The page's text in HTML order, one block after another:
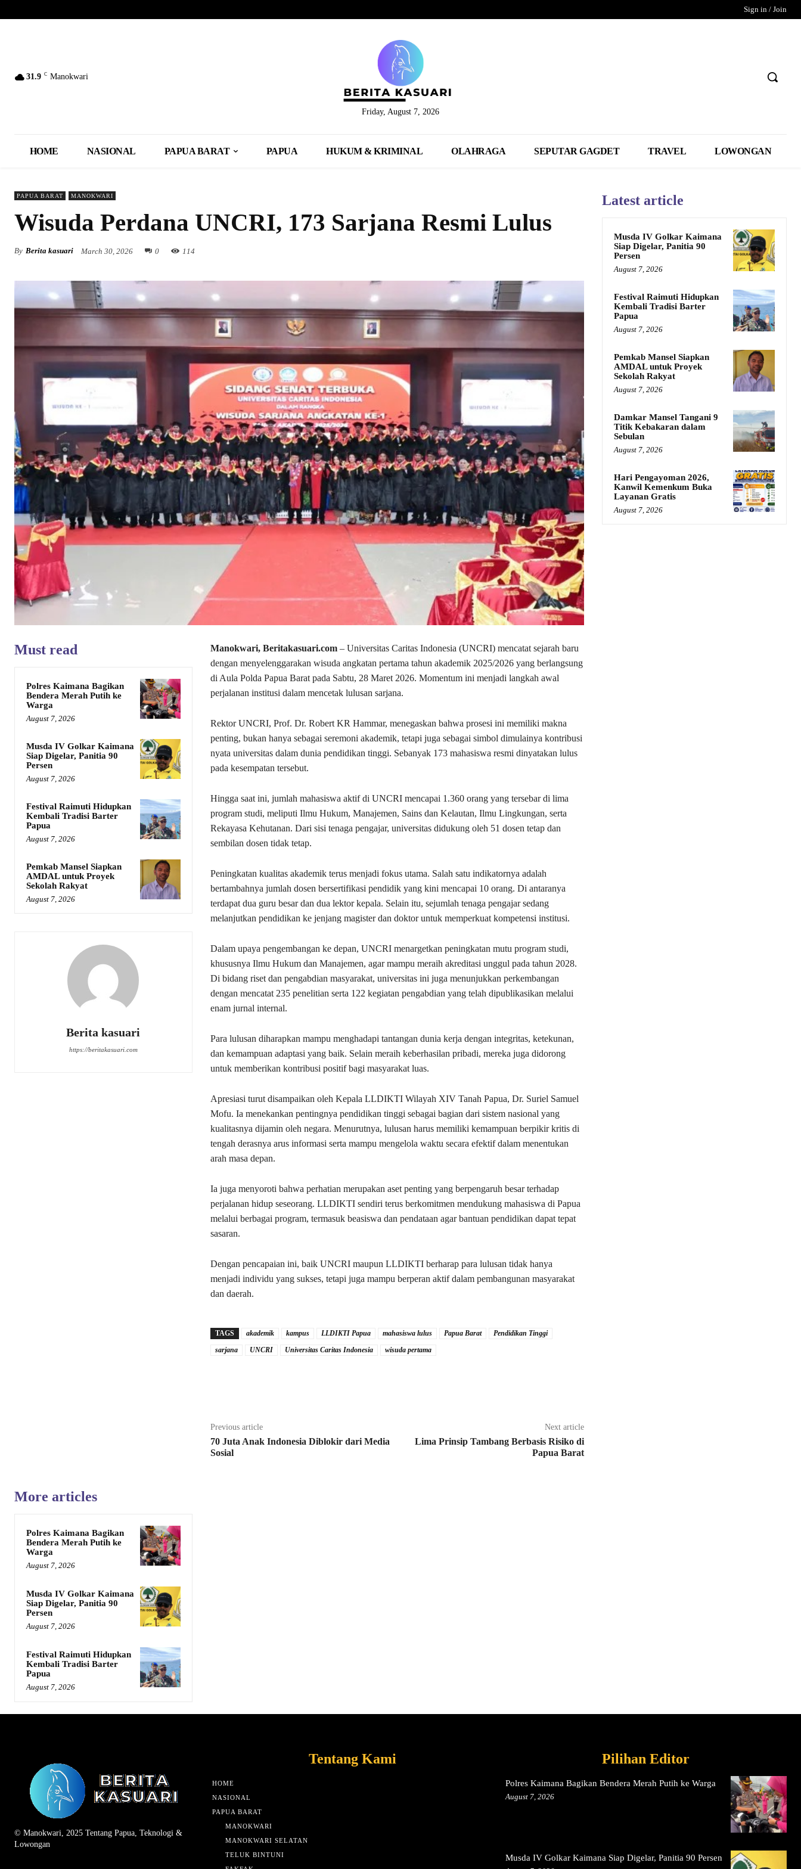
Sign in / Join
31.9 C Manokwari
Friday, August 7, 2026
HOME NASIONAL PAPUA BARAT PAPUA HUKUM & KRIMINAL OLAHRAGA SEPUTAR GAGDET TRAVEL LOWONGAN
PAPUA BARAT MANOKWARI
Wisuda Perdana UNCRI, 173 Sarjana Resmi Lulus
By Berita kasuari March 30, 2026 0 114
Must read
Polres Kaimana Bagikan
Bendera Merah Putih ke
Warga
August 7, 2026
Musda IV Golkar Kaimana
Siap Digelar, Panitia 90
Persen
August 7, 2026
Festival Raimuti Hidupkan
Kembali Tradisi Barter
Papua
August 7, 2026
Pemkab Mansel Siapkan
AMDAL untuk Proyek
Sekolah Rakyat
August 7, 2026
Berita kasuari
https://beritakasuari.com
Manokwari, Beritakasuari.com– Universitas Caritas Indonesia (UNCRI) mencatat sejarah baru
dengan menyelenggarakan wisuda angkatan pertama tahun akademik 2025/2026 yang berlangsung
di Aula Polda Papua Barat pada Sabtu, 28 Maret 2026. Momentum ini menjadi langkah awal
perjalanan institusi dalam mencetak lulusan sarjana.
Rektor UNCRI, Prof. Dr. Robert KR Hammar, menegaskan bahwa prosesi ini memiliki makna
penting, bukan hanya sebagai seremoni akademik, tetapi juga sebagai simbol dimulainya kontribusi
nyata universitas dalam dunia pendidikan tinggi. Sebanyak 173 mahasiswa resmi dinyatakan lulus
pada kesempatan tersebut.
Hingga saat ini, jumlah mahasiswa aktif di UNCRI mencapai 1.360 orang yang tersebar di lima
program studi, meliputi Ilmu Hukum, Manajemen, Sains dan Kelautan, Ilmu Lingkungan, serta
Rekayasa Kehutanan. Dari sisi tenaga pengajar, universitas didukung oleh 51 dosen tetap dan
sembilan dosen tidak tetap.
Peningkatan kualitas akademik terus menjadi fokus utama. Salah satu indikatornya adalah
bertambahnya jumlah dosen bersertifikasi pendidik yang kini mencapai 10 orang. Di antaranya
terdapat dua guru besar dan dua lektor kepala. Selain itu, sejumlah tenaga pengajar sedang
melanjutkan pendidikan ke jenjang magister dan doktor untuk memperkuat kompetensi institusi.
Dalam upaya pengembangan ke depan, UNCRI menargetkan peningkatan mutu program studi,
khususnya Ilmu Hukum dan Manajemen, agar mampu meraih akreditasi unggul pada tahun 2028.
Di bidang riset dan pengabdian masyarakat, universitas ini juga menunjukkan perkembangan
dengan mencatat 235 penelitian serta 122 kegiatan pengabdian yang telah dipublikasikan melalui
enam jurnal internal.
Para lulusan diharapkan mampu menghadapi tantangan dunia kerja dengan integritas, ketekunan,
dan kemampuan adaptasi yang baik. Selain meraih keberhasilan pribadi, mereka juga didorong
untuk memberikan kontribusi positif bagi masyarakat luas.
Apresiasi turut disampaikan oleh Kepala LLDIKTI Wilayah XIV Tanah Papua, Dr. Suriel Samuel
Mofu. Ia menekankan pentingnya pendidikan tinggi sebagai bagian dari sistem nasional yang
kualitasnya dijamin oleh negara. Menurutnya, lulusan harus memiliki kemampuan berpikir kritis di
tengah derasnya arus informasi serta mampu mengelola waktu secara efektif dalam menentukan
arah masa depan.
Ia juga menyoroti bahwa perhatian merupakan aset penting yang berpengaruh besar terhadap
perjalanan hidup seseorang. LLDIKTI sendiri terus berkomitmen mendukung mahasiswa di Papua
melalui berbagai program, termasuk beasiswa dan pendataan agar bantuan pendidikan dapat tepat
sasaran.
Dengan pencapaian ini, baik UNCRI maupun LLDIKTI berharap para lulusan tidak hanya
menjadi individu yang sukses, tetapi juga mampu berperan aktif dalam pembangunan masyarakat
dan daerah.
TAGS akademik kampus LLDIKTI Papua mahasiswa lulus Papua Barat
Pendidikan Tinggi
sarjana
UNCRI Universitas Caritas Indonesia wisuda pertama
Previous article
70 Juta Anak Indonesia Diblokir dari Media
Sosial
Next article
Lima Prinsip Tambang Berbasis Risiko di
Papua Barat
More articles
Polres Kaimana Bagikan
Bendera Merah Putih ke
Warga
August 7, 2026
Musda IV Golkar Kaimana
Siap Digelar, Panitia 90
Persen
August 7, 2026
Festival Raimuti Hidupkan
Kembali Tradisi Barter
Papua
August 7, 2026
Latest article
Musda IV Golkar Kaimana
Siap Digelar, Panitia 90
Persen
August 7, 2026
Festival Raimuti Hidupkan
Kembali Tradisi Barter
Papua
August 7, 2026
Pemkab Mansel Siapkan
AMDAL untuk Proyek
Sekolah Rakyat
August 7, 2026
Damkar Mansel Tangani 9
Titik Kebakaran dalam
Sebulan
August 7, 2026
Hari Pengayoman 2026,
Kanwil Kemenkum Buka
Layanan Gratis
August 7, 2026
© Manokwari, 2025 Tentang Papua, Teknologi &
Lowongan
Tentang Kami
HOME
NASIONAL
PAPUA BARAT
MANOKWARI
MANOKWARI SELATAN
TELUK BINTUNI
Pilihan Editor
Polres Kaimana Bagikan Bendera Merah Putih ke Warga
August 7, 2026
Musda IV Golkar Kaimana Siap Digelar, Panitia 90 Persen